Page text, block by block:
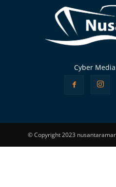
Cyber
© Copyright 2023